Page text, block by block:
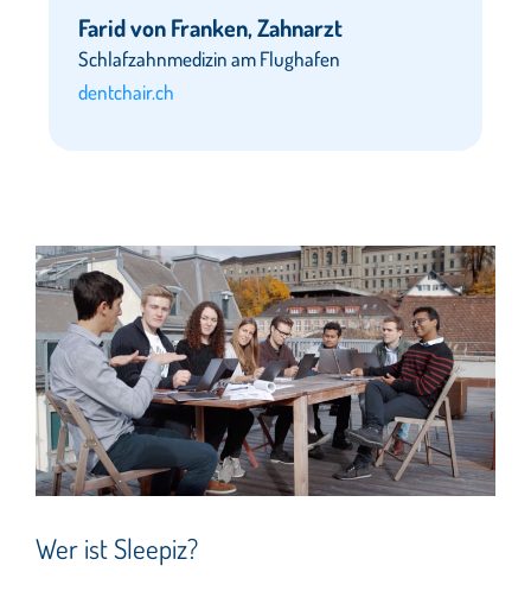
Farid von Franken, Zahnarzt
Schlafzahnmedizin am Flughafen
dentchair.ch
Wer ist Sleepiz?